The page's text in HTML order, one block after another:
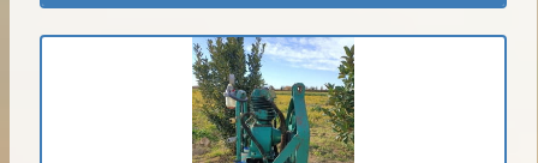
Contáctenos